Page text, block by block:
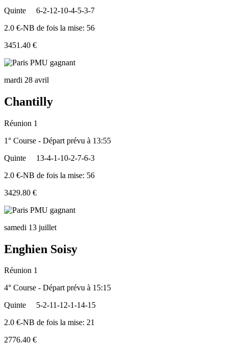
Quinte
6-2-12-10-4-5-3-7
2.0 €-NB de fois la mise: 56
3451.40 €
mardi 28 avril
Chantilly
Réunion 1
1° Course - Départ prévu à 13:55
Quinte
13-4-1-10-2-7-6-3
2.0 €-NB de fois la mise: 56
3429.80 €
samedi 13 juillet
Enghien Soisy
Réunion 1
4° Course - Départ prévu à 15:15
Quinte
5-2-11-12-1-14-15
2.0 €-NB de fois la mise: 21
2776.40 €